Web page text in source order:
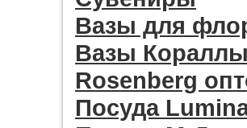
Вазы для
Вазы Кораллы
Rosenberg
Посуда